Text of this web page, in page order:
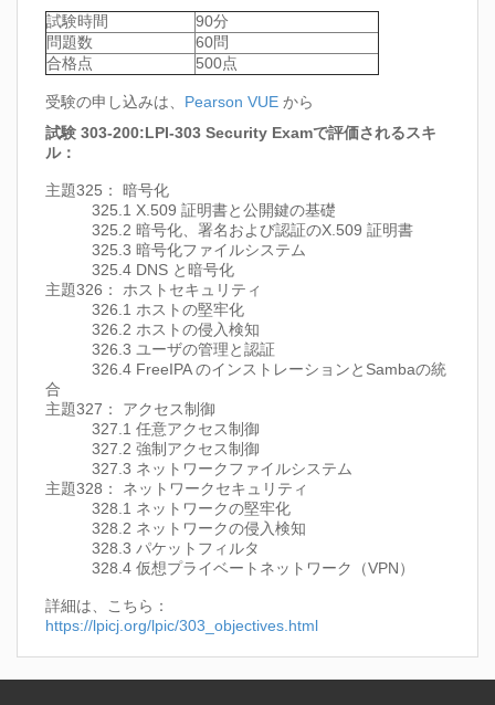
試験時間
90分
問題数
60問
合格点
500点
受験の申し込みは、 Pearson VUE から
試験 303-200:LPI-303 Security Examで評価されるスキ
ル：
主題325： 暗号化
325.1 X.509 証明書と公開鍵の基礎
325.2 暗号化、署名および認証のX.509 証明書
325.3 暗号化ファイルシステム
325.4 DNS と暗号化
主題326： ホストセキュリティ
326.1 ホストの堅牢化
326.2 ホストの侵入検知
326.3 ユーザの管理と認証
326.4 FreeIPA のインストレーションとSambaの統
合
主題327： アクセス制御
327.1 任意アクセス制御
327.2 強制アクセス制御
327.3 ネットワークファイルシステム
主題328： ネットワークセキュリティ
328.1 ネットワークの堅牢化
328.2 ネットワークの侵入検知
328.3 パケットフィルタ
328.4 仮想プライベートネットワーク（VPN）
詳細は、こちら：
https://lpicj.org/lpic/303_objectives.html